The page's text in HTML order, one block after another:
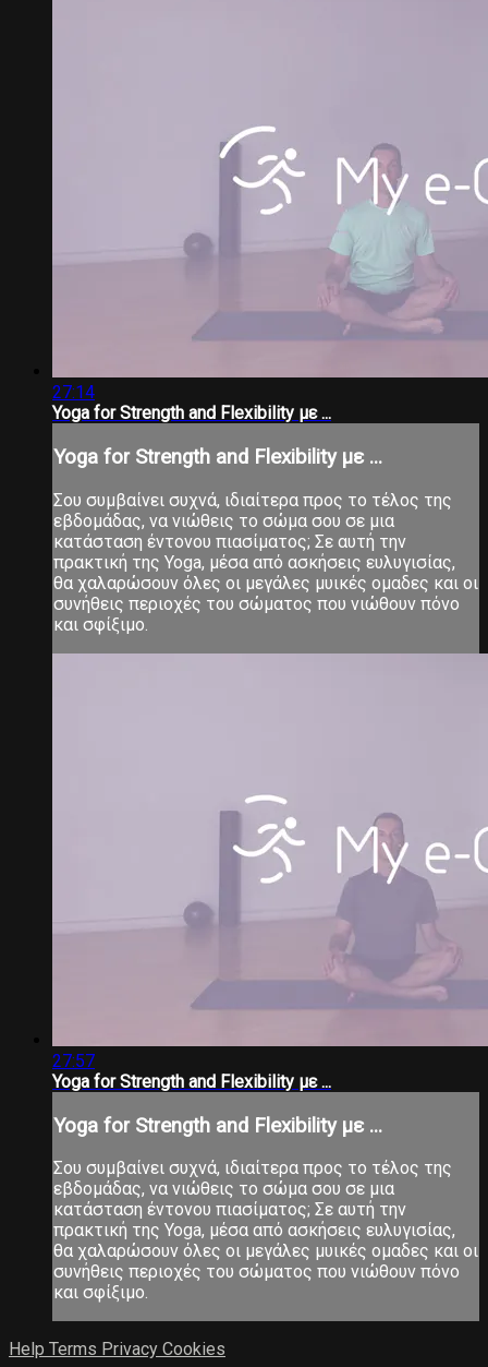
27:14
Yoga for Strength and Flexibility με ...
Yoga for Strength and Flexibility με ...
Σου συμβαίνει συχνά, ιδιαίτερα προς το τέλος της
εβδομάδας, να νιώθεις το σώμα σου σε μια
κατάσταση έντονου πιασίματος; Σε αυτή την
πρακτική της Yoga, μέσα από ασκήσεις ευλυγισίας,
θα χαλαρώσουν όλες οι μεγάλες μυικές ομαδες και οι
συνήθεις περιοχές του σώματος που νιώθουν πόνο
και σφίξιμο.
27:57
Yoga for Strength and Flexibility με ...
Yoga for Strength and Flexibility με ...
Σου συμβαίνει συχνά, ιδιαίτερα προς το τέλος της
εβδομάδας, να νιώθεις το σώμα σου σε μια
κατάσταση έντονου πιασίματος; Σε αυτή την
πρακτική της Yoga, μέσα από ασκήσεις ευλυγισίας,
θα χαλαρώσουν όλες οι μεγάλες μυικές ομαδες και οι
συνήθεις περιοχές του σώματος που νιώθουν πόνο
και σφίξιμο.
Help Terms Privacy Cookies